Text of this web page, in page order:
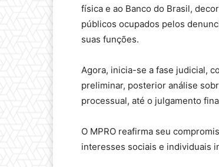
física e ao Banco do Brasil,
públicos ocupados pelos
suas funções.
Agora, inicia-se a fase judicial,
preliminar, posterior análise
processual, até o julgamento
O MPRO reafirma seu
interesses sociais e individuais